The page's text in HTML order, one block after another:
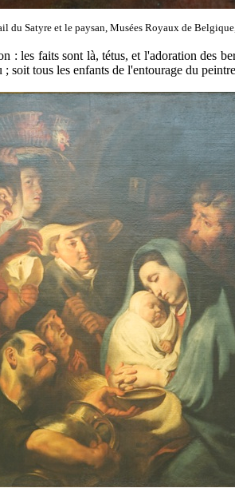
du Satyre et le paysan, Musées Royaux de
faits sont là, tétus, et l'adoration des
soit tous les enfants de l'entourage du